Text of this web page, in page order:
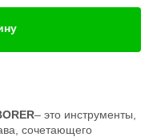
– это инструменты,
сочетающего